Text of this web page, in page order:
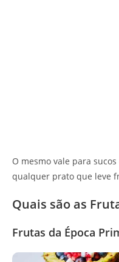
O mesmo vale para
qualquer prato que leve
Quais são as
Frutas da Época